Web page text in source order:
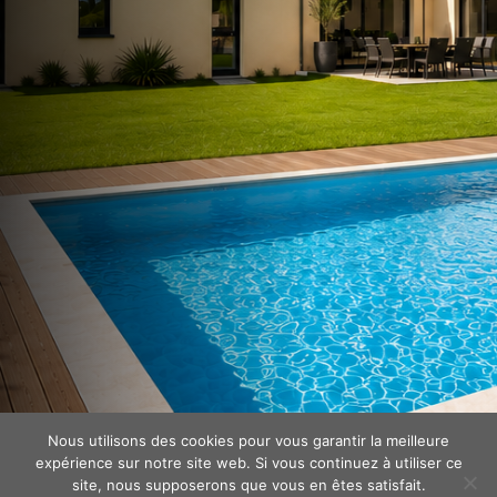
Nous utilisons des cookies pour vous garantir la meilleure
expérience sur notre site web. Si vous continuez à utiliser ce
site, nous supposerons que vous en êtes satisfait.